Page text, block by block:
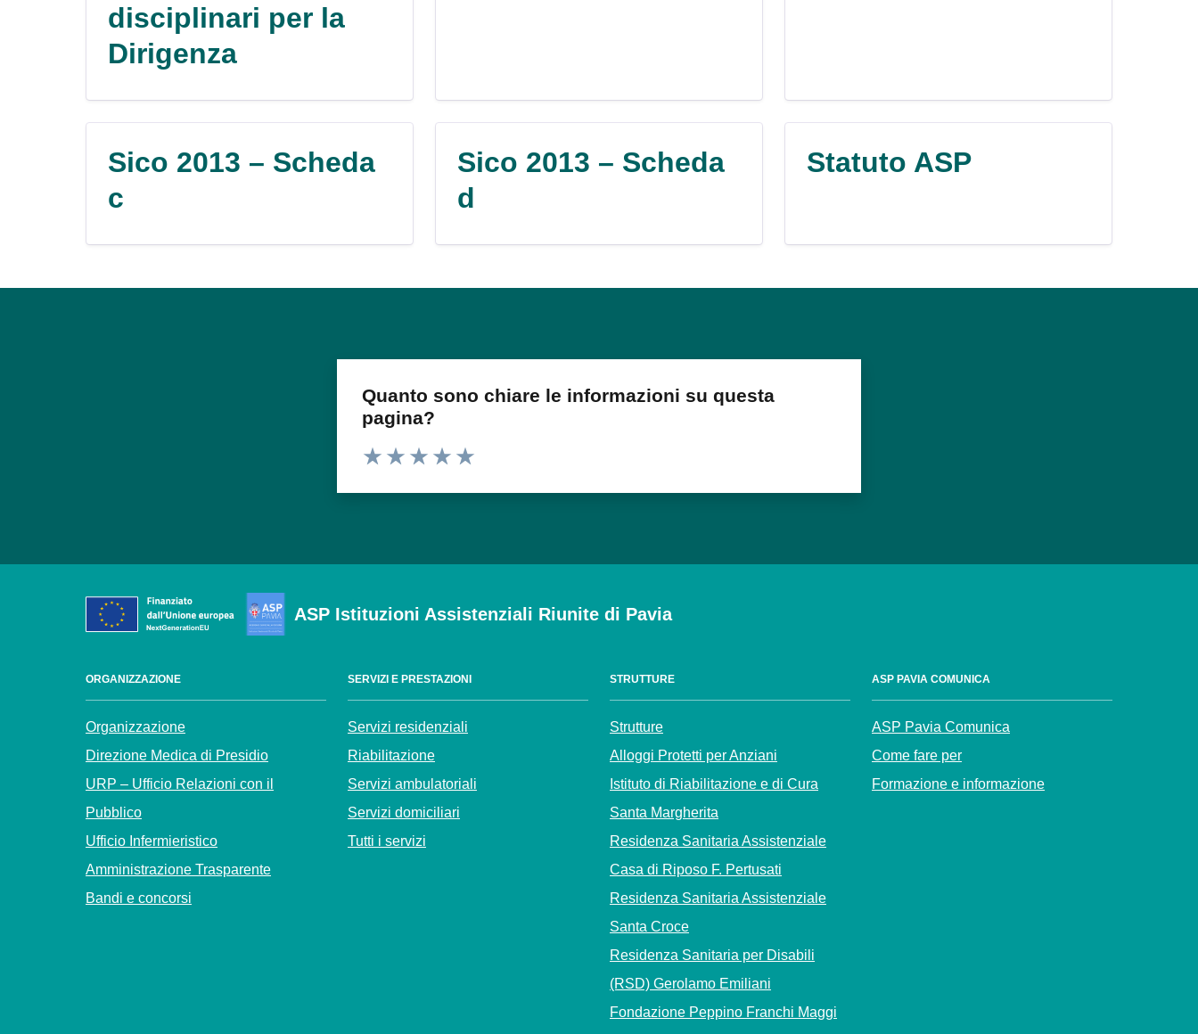
disciplinari per la
Dirigenza
Sico 2013 – Scheda
c
Sico 2013 – Scheda
d
Statuto ASP
Quanto sono chiare le informazioni su questa
pagina?
ASP Istituzioni Assistenziali Riunite di Pavia
ORGANIZZAZIONE
Organizzazione
Direzione Medica di Presidio
URP – Ufficio Relazioni con il
Pubblico
Ufficio Infermieristico
Amministrazione Trasparente
Bandi e concorsi
SERVIZI E PRESTAZIONI
Servizi residenziali
Riabilitazione
Servizi ambulatoriali
Servizi domiciliari
Tutti i servizi
STRUTTURE
Strutture
Alloggi Protetti per Anziani
Istituto di Riabilitazione e di Cura
Santa Margherita
Residenza Sanitaria Assistenziale
Casa di Riposo F. Pertusati
Residenza Sanitaria Assistenziale
Santa Croce
Residenza Sanitaria per Disabili
(RSD) Gerolamo Emiliani
Fondazione Peppino Franchi Maggi
ASP PAVIA COMUNICA
ASP Pavia Comunica
Come fare per
Formazione e informazione